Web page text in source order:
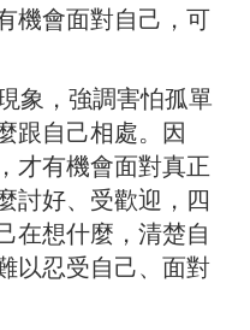
機會面對自己，可
，強調害怕孤單
跟自己相處。因
才有機會面對真正
討好、受歡迎，四
在想什麼，清楚自
以忍受自己、面對